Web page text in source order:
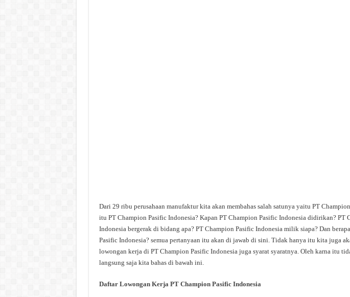
Dari 29 ribu perusahaan manufaktur kita akan membahas salah satunya yaitu PT
itu PT Champion Pasific Indonesia? Kapan PT Champion Pasific Indonesia didirikan? PT
Indonesia bergerak di bidang apa? PT Champion Pasific Indonesia milik siapa? Dan
Pasific Indonesia? semua pertanyaan itu akan di jawab di sini. Tidak hanya itu kita juga
lowongan kerja di PT Champion Pasific Indonesia juga syarat syaratnya. Oleh karna itu
langsung saja kita bahas di bawah ini.
Daftar Lowongan Kerja PT Champion Pasific Indonesia